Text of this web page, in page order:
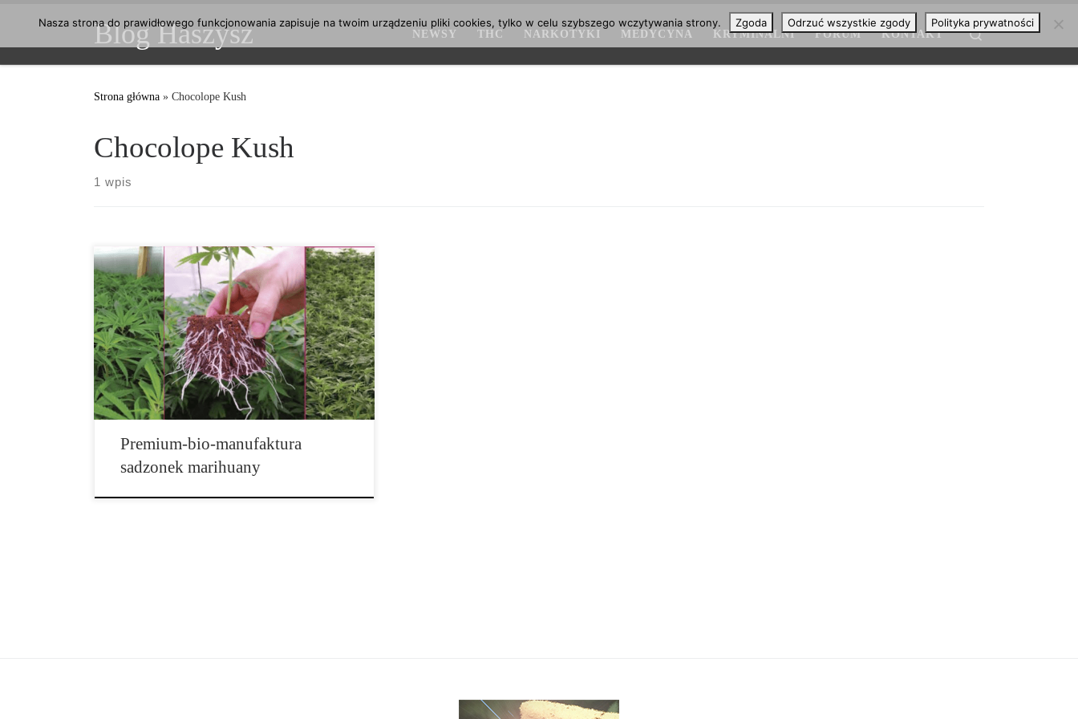
Przejdź do treściBlog Haszysz NEWSY THC NARKOTYKI MEDYCYNA KRYMINALNI FORUM KONTAKT Search
Strona główna » Chocolope Kush
Chocolope Kush
1 wpis
Czyli najlepsze sadzonki we Wiedniu. Wymagający
ogrodnicy z Austrii wiedzą już, że jeśli chcą sadzonki
marihuany w 100 procentach biologicznego
pochodzenia i wyhodowane wyłącznie na organicznych
materiałach wyjściowych, muszą udać się do Premium
Genetics. Przez ostatnie dwa lata ich interes znacznie
się powiększył. Podczas gdy kiedyś można było u nich
[…]
Premium-bio-manufaktura
sadzonek marihuany
Nasza strona do prawidłowego funkcjonowania zapisuje na twoim urządzeniu pliki cookies, tylko w celu szybszego wczytywania strony. Zgoda Odrzuć wszystkie zgody Polityka prywatności